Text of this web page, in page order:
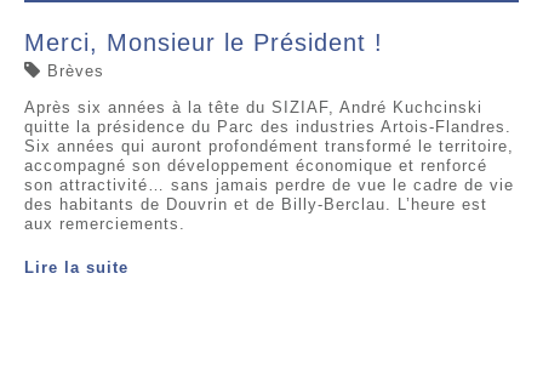
Merci, Monsieur le Président !
Brèves
Après six années à la tête du SIZIAF, André Kuchcinski
quitte la présidence du Parc des industries Artois-Flandres.
Six années qui auront profondément transformé le territoire,
accompagné son développement économique et renforcé
son attractivité… sans jamais perdre de vue le cadre de vie
des habitants de Douvrin et de Billy-Berclau. L’heure est
aux remerciements.
Lire la suite